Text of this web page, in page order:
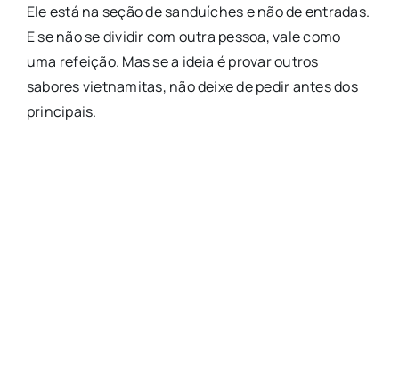
Ele está na seção de sanduíches e não de entradas.
E se não se dividir com outra pessoa, vale como
uma refeição. Mas se a ideia é provar outros
sabores vietnamitas, não deixe de pedir antes dos
principais.